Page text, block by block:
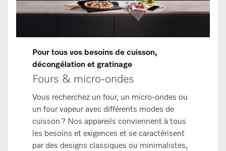
Pour tous vos besoins de cuisson,
décongélation et gratinage
Fours & micro-ondes
Vous recherchez un four, un micro-ondes ou
un four vapeur avec différents modes de
cuisson ? Nos appareils conviennent à tous
les besoins et exigences et se caractérisent
par des designs classiques ou minimalistes,